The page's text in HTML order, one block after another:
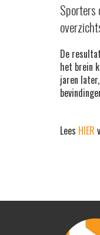
Sporters
De
het brein
jaren
Lees HIER